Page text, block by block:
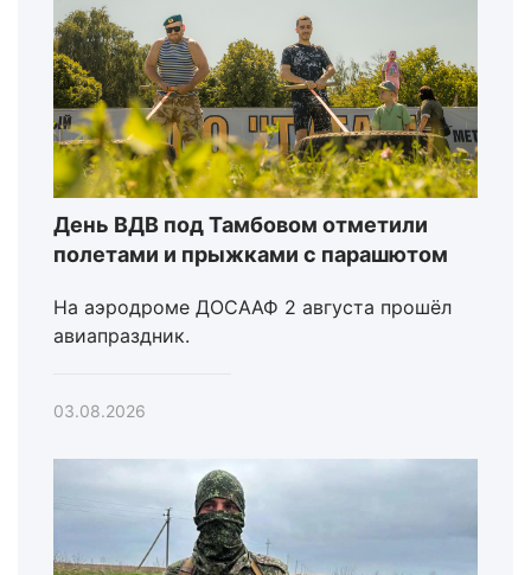
День ВДВ под Тамбовом отметили
полетами и прыжками с парашютом
На аэродроме ДОСААФ 2 августа прошёл
авиапраздник.
03.08.2026